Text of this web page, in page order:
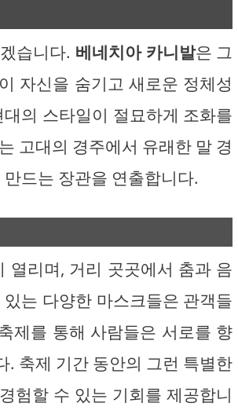
습니다. 베네치아 카니발은 그
자신을 숨기고 새로운 정체성
의 스타일이 절묘하게 조화를
고대의 경주에서 유래한 말 경
드는 장관을 연출합니다.
열리며, 거리 곳곳에서 춤과 음
는 다양한 마스크들은 관객들
제를 통해 사람들은 서로를 향
. 축제 기간 동안의 그런 특별한
험할 수 있는 기회를 제공합니